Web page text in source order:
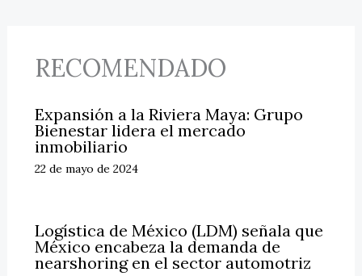
RECOMENDADO
Expansión a la Riviera Maya: Grupo
Bienestar lidera el mercado
inmobiliario
22 de mayo de 2024
Logística de México (LDM) señala que
México encabeza la demanda de
nearshoring en el sector automotriz